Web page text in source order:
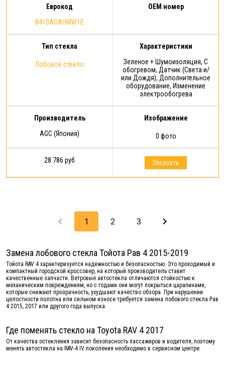
Еврокод
8410AGAHMW1E
OEM номер
Тип стекла
Лобовое стекло
Характеристики
Зеленое + Шумоизоляция, С
обогревом, Датчик (Света и/
или Дождя), Дополнительное
оборудование, Изменение
электрообогрева
Производитель
AGC (Япония)
Изображение
0 фото
28 786 руб Заказать
keyboard_arrow_left 1 2 3 keyboard_arrow_right
Замена лобового стекла Тойота Рав 4 2015-2019
Тойота RAV 4 характеризуется надежностью и безопасностью. Это проходимый и
компактный городской кроссовер, на который производитель ставит
качественные запчасти. Ветровые автостекла отличаются стойкостью к
механическим повреждениям, но с годами они могут покрыться царапинами,
которые снижают прозрачность, ухудшают качество обзора. При нарушении
целостности полотна или сильном износе требуется замена лобового стекла Рав
4 2015, 2017 или другого года выпуска.
Где поменять стекло на Toyota RAV 4 2017
От качества остекления зависит безопасность пассажиров и водителя, поэтому
менять автостекла на RAV-4 IV поколения необходимо в сервисном центре.